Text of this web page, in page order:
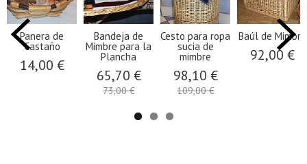
Panera de
Castaño
14,00 €
Bandeja de
Mimbre para la
Plancha
65,70 €
73,00 €
Cesto para ropa
sucia de
mimbre
98,10 €
109,00 €
Baúl de Mimbre
92,00 €